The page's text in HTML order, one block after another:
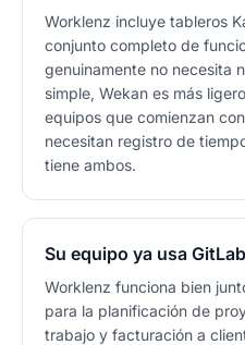
Worklenz incluye tableros
conjunto completo de
genuinamente no necesita
simple, Wekan es más
equipos que comienzan
necesitan registro de
tiene ambos.
Su equipo ya usa
Worklenz funciona bien
para la planificación de
trabajo y facturación a